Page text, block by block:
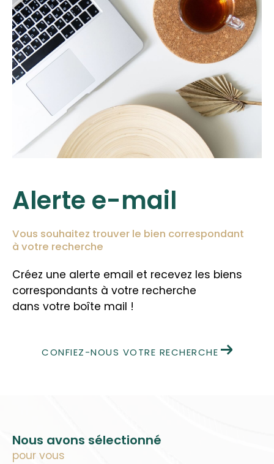
Alerte e-mail
Vous souhaitez trouver le bien correspondant
à votre recherche
Créez une alerte email et recevez les biens
correspondants à votre recherche
dans votre boîte mail !
CONFIEZ-NOUS VOTRE RECHERCHE
Nous avons sélectionné
pour vous